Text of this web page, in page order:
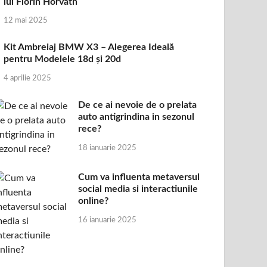
12 mai 2025
Kit Ambreiaj BMW X3 – Alegerea Ideală
pentru Modelele 18d și 20d
4 aprilie 2025
De ce ai nevoie de o prelata
auto antigrindina in sezonul
rece?
18 ianuarie 2025
Cum va influenta metaversul
social media si interactiunile
online?
16 ianuarie 2025